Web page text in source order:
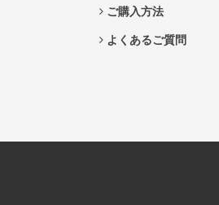
ご購入方法
よくあるご質問